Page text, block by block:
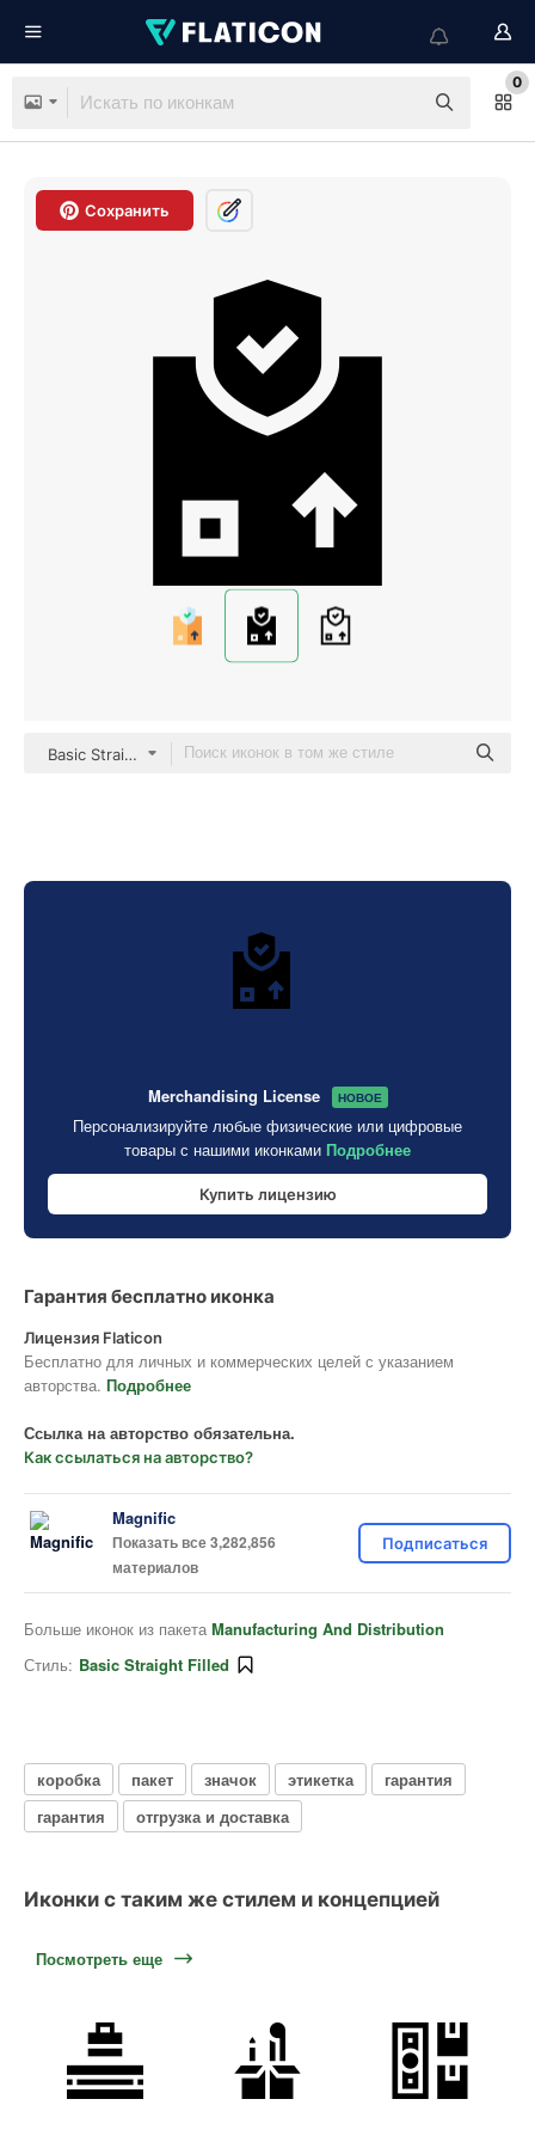
0
Сохранить
Basic Straight Filled
Merchandising License НОВОЕ
Персонализируйте любые физические или цифровые
товары с нашими иконками Подробнее
Купить лицензию
Гарантия бесплатно иконка
Лицензия Flaticon
Бесплатно для личных и коммерческих целей с указанием
авторства. Подробнее
Ссылка на авторство обязательна.
Как ссылаться на авторство?
Magnific
Показать все 3,282,856
материалов
Подписаться
Больше иконок из пакета Manufacturing And Distribution
Стиль: Basic Straight Filled
коробка пакет значок этикетка
гарантия
гарантия
отгрузка и доставка
Иконки с таким же стилем и концепцией
Посмотреть еще